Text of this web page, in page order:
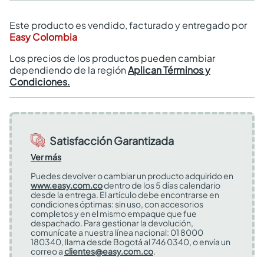
Este producto es vendido, facturado y entregado por
Easy Colombia
Los precios de los productos pueden cambiar
dependiendo de la regiónAplican Términos y
Condiciones.
Satisfacción Garantizada
Ver más
Puedes devolver o cambiar un producto adquirido en
www.easy.com.codentro de los 5 días calendario
desde la entrega. El artículo debe encontrarse en
condiciones óptimas: sin uso, con accesorios
completos y en el mismo empaque que fue
despachado. Para gestionar la devolución,
comunícate a nuestra línea nacional: 01 8000
180340, llama desde Bogotá al 746 0340, o envía un
correo aclientes@easy.com.co.